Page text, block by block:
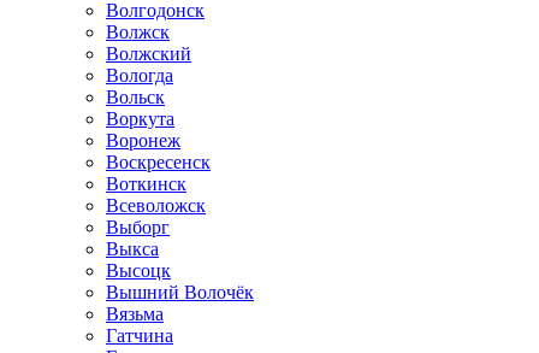
Волгодонск
Волжск
Волжский
Вологда
Вольск
Воркута
Воронеж
Воскресенск
Воткинск
Всеволожск
Выборг
Выкса
Высоцк
Вышний Волочёк
Вязьма
Гатчина